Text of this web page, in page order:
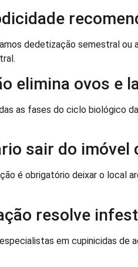
dedetização semestral
elimina ovos e
as fases do ciclo biológico
sair do imóvel
é obrigatório deixar o local
resolve
em cupinicidas de